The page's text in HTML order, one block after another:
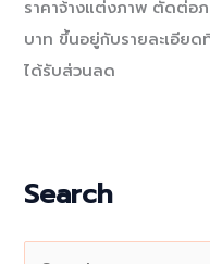
ราคาจ้างแต่งภาพ ตัดต่อ
บาท ขึ้นอยู่กับรายละเอียด
ได้รับส่วนลด
Search